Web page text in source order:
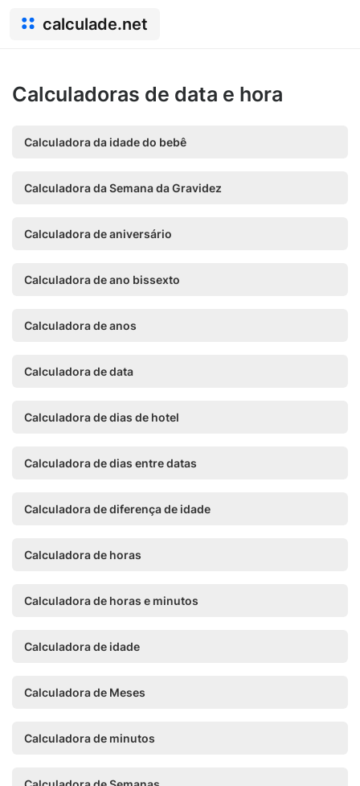
calculade.net
Calculadoras de data e hora
Calculadora da idade do bebê
Calculadora da Semana da Gravidez
Calculadora de aniversário
Calculadora de ano bissexto
Calculadora de anos
Calculadora de data
Calculadora de dias de hotel
Calculadora de dias entre datas
Calculadora de diferença de idade
Calculadora de horas
Calculadora de horas e minutos
Calculadora de idade
Calculadora de Meses
Calculadora de minutos